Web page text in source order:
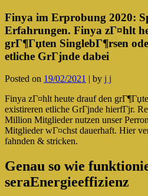
Finya im Erprobung 2020:
Erfahrungen. Finya zГ¤hlt
grГ¶Гџten SinglebГ¶rsen
etliche GrГјnde dabei
Posted on 19/02/2021 | by j j
Finya zГ¤hlt heute drauf den
existireren etliche GrГјnde hierfГјr.
Million Mitglieder nutzen unser
Mitglieder wГ¤chst dauerhaft. Hier
fahnden & stricken.
Genau so wie
seraEnergieeffizienz